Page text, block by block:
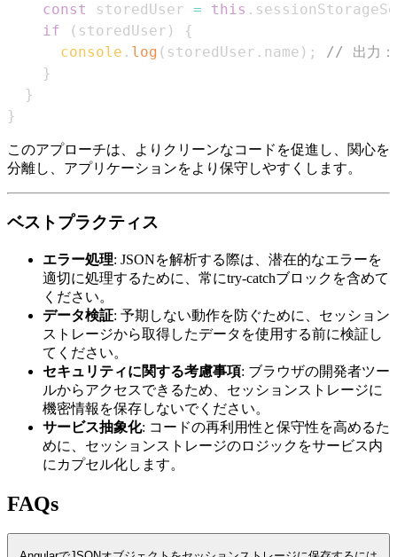
const storedUser = this .
if
( storedUser )
{
console . log ( storedUser . name ) ;
// 出力
}
}
}
このアプローチは、よりクリーンなコードを促進し、関心を
分離し、アプリケーションをより保守しやすくします。
ベストプラクティス
エラー処理: JSONを解析する際は、潜在的なエラーを
適切に処理するために、常にtry-catchブロックを含めて
ください。
データ検証: 予期しない動作を防ぐために、セッション
ストレージから取得したデータを使用する前に検証し
てください。
セキュリティに関する考慮事項: ブラウザの開発者ツー
ルからアクセスできるため、セッションストレージに
機密情報を保存しないでください。
サービス抽象化: コードの再利用性と保守性を高めるた
めに、セッションストレージのロジックをサービス内
にカプセル化します。
FAQs